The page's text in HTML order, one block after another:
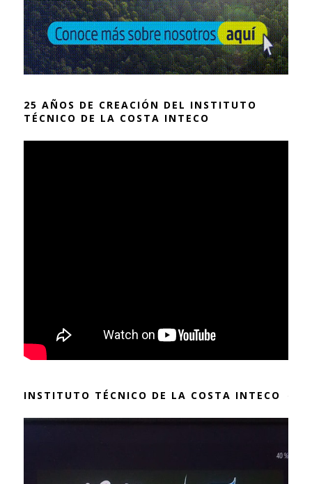
25 AÑOS DE CREACIÓN DEL INSTITUTO
TÉCNICO DE LA COSTA INTECO
INSTITUTO TÉCNICO DE LA COSTA INTECO